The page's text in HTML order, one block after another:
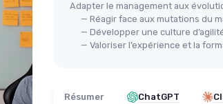
Adapter le management aux
— Réagir face aux mutations du
— Développer une culture
— Valoriser l’expérience et la
Résumer ChatGPT